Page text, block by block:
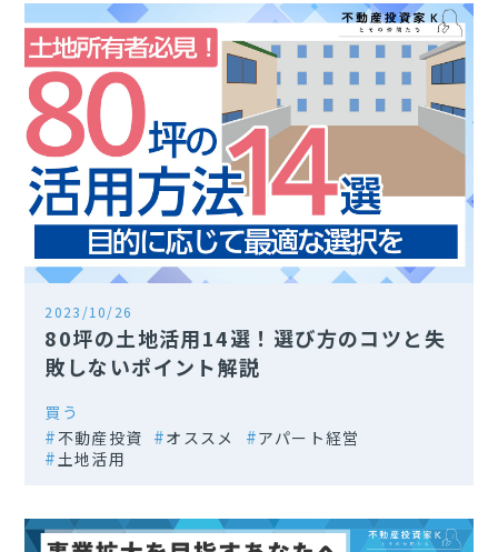
2023/10/26
80坪の土地活用14選！選び方のコツと失
敗しないポイント解説
買う
不動産投資
オススメ
アパート経営
土地活用